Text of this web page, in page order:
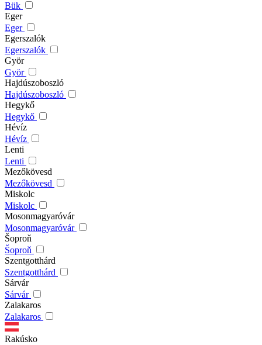
Bük
Eger
Eger
Egerszalók
Egerszalók
Györ
Györ
Hajdúszoboszló
Hajdúszoboszló
Hegykő
Hegykő
Hévíz
Hévíz
Lenti
Lenti
Mezőkövesd
Mezőkövesd
Miskolc
Miskolc
Mosonmagyaróvár
Mosonmagyaróvár
Šoproň
Šoproň
Szentgotthárd
Szentgotthárd
Sárvár
Sárvár
Zalakaros
Zalakaros
Rakúsko